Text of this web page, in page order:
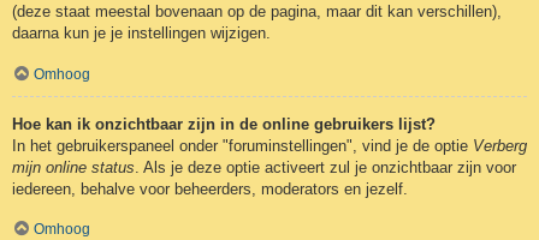
(deze staat meestal bovenaan op de pagina, maar dit kan verschillen),
daarna kun je je instellingen wijzigen.
Omhoog
Hoe kan ik onzichtbaar zijn in de online gebruikers lijst?
In het gebruikerspaneel onder "foruminstellingen", vind je de optie Verberg
mijn online status . Als je deze optie activeert zul je onzichtbaar zijn voor
iedereen, behalve voor beheerders, moderators en jezelf.
Omhoog